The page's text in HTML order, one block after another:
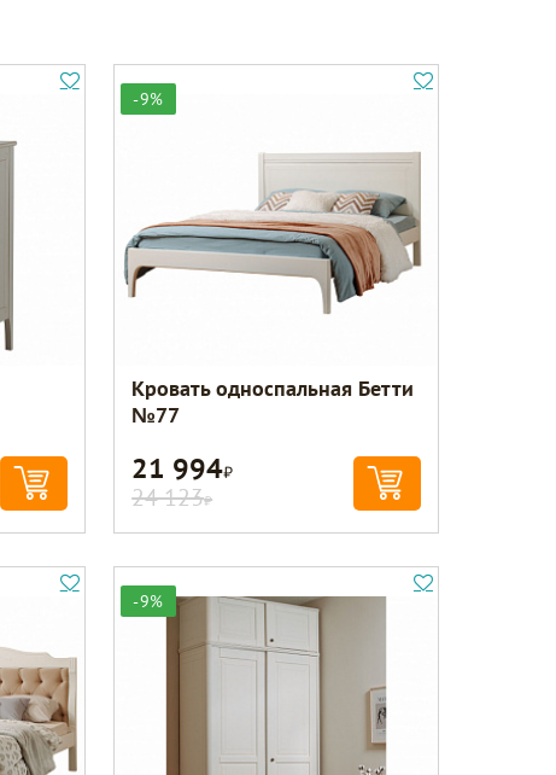
-9%
Кровать односпальная Бетти
№77
21 994Р
24 123Р
-9%